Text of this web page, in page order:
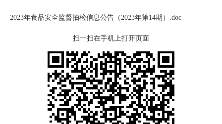
2023年食品安全监督抽检信息公告（2023年第14期）.doc
扫一扫在手机上打开页面